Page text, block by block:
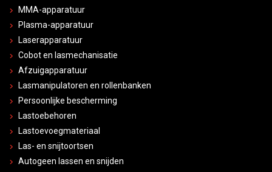
MMA-apparatuur
Plasma-apparatuur
Laserapparatuur
Cobot en lasmechanisatie
Afzuigapparatuur
Lasmanipulatoren en rollenbanken
Persoonlijke bescherming
Lastoebehoren
Lastoevoegmateriaal
Las- en snijtoortsen
Autogeen lassen en snijden